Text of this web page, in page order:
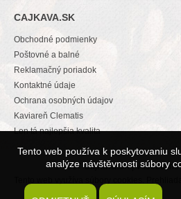
Tento web používa k poskytovaniu
analýze návštěvnosti súbory
CAJKAVA.SK
Obchodné podmienky
Poštovné a balné
Reklamačný poriadok
Kontaktné údaje
Ochrana osobných údajov
Kaviareň Clematis
Len tá najlepšia kvalita
© 2017CajKava.SK|